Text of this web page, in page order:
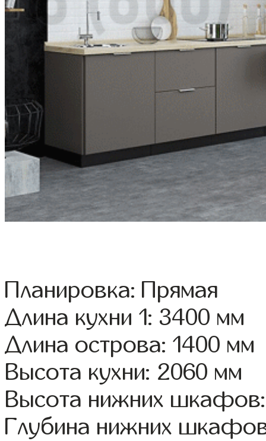
Планировка: Прямая
Длина кухни 1: 3400 мм
Длина острова: 1400 мм
Высота кухни: 2060 мм
Высота нижних
Глубина нижних